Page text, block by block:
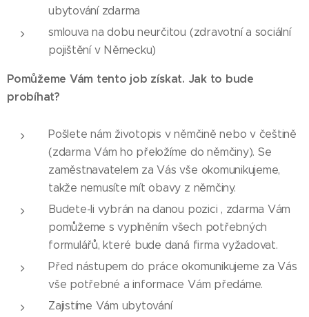
ubytování zdarma
smlouva na dobu neurčitou (zdravotní a sociální
pojištění v Německu)
Pomůžeme Vám tento job získat. Jak to bude
probíhat?
Pošlete nám životopis v němčině nebo v češtině
(zdarma Vám ho přeložíme do němčiny). Se
zaměstnavatelem za Vás vše okomunikujeme,
takže nemusíte mít obavy z němčiny.
Budete-li vybrán na danou pozici , zdarma Vám
pomůžeme s vyplněním všech potřebných
formulářů, které bude daná firma vyžadovat.
Před nástupem do práce okomunikujeme za Vás
vše potřebné a informace Vám předáme.
Zajistíme Vám ubytování